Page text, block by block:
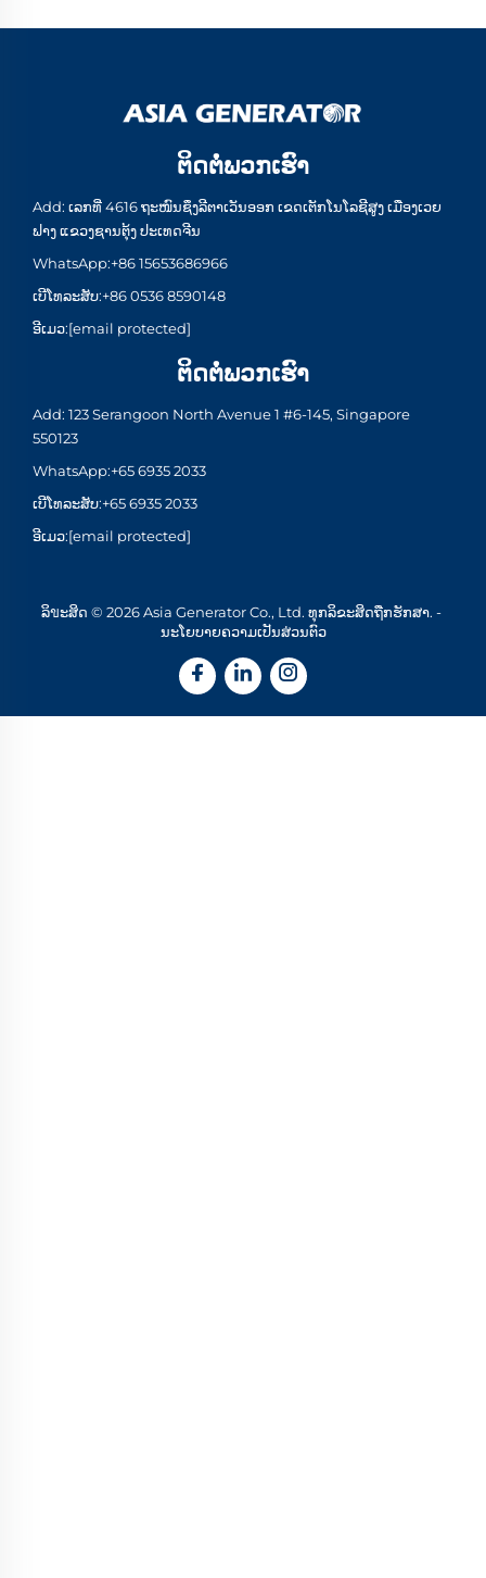
ຕິດຕໍ່ພວກເຮົາ
Add: ເລກທີ່ 4616 ຖະໜົນຊຶງລີຕາເວັນອອກ ເຂດເຕັກໂນໂລຊີສູງ ເມືອງເວຍ
ຟາງ ແຂວງຊານຕຸ້ງ ປະເທດຈີນ
WhatsApp:+86 15653686966
ເບີໂທລະສັບ:+86 0536 8590148
ອີເມວ:[email protected]
ຕິດຕໍ່ພວກເຮົາ
Add: 123 Serangoon North Avenue 1 #6-145, Singapore
550123
WhatsApp:+65 6935 2033
ເບີໂທລະສັບ:+65 6935 2033
ອີເມວ:[email protected]
ລິขະສິດ © 2026 Asia Generator Co., Ltd. ທຸກລິຂະສິດຖືກຮັກສາ. -
ນະໂຍບາຍຄວາມເປັນສ່ວນຕົວ